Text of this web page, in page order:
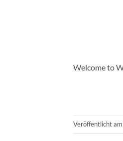
Welcome to
Veröffentlicht am